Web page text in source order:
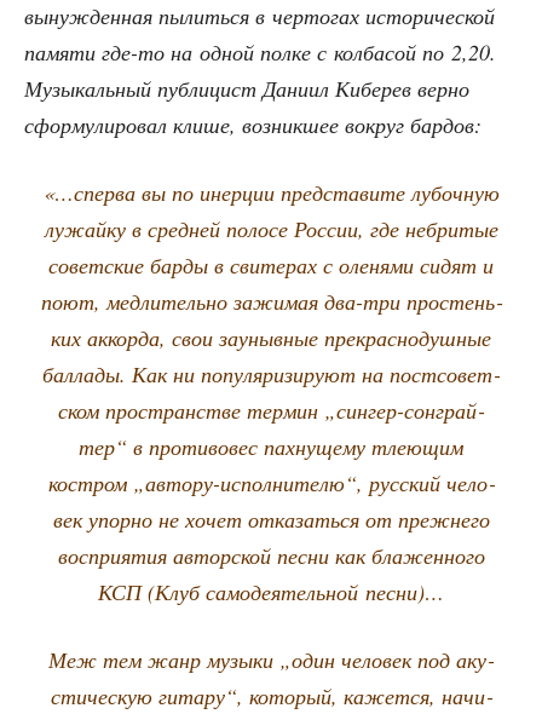
вынуж­ден­ная пылить­ся в чер­то­гах исто­ри­че­ской
памя­ти где-то на одной пол­ке с кол­ба­сой по 2,20.
Музы­каль­ный пуб­ли­цист Дани­ил Кибе­рев вер­но
сфор­му­ли­ро­вал кли­ше, воз­ник­шее вокруг бардов:
«…спер­ва вы по инер­ции пред­ста­ви­те лубоч­ную
лужай­ку в сред­ней поло­се Рос­сии, где небри­тые
совет­ские бар­ды в сви­те­рах с оле­ня­ми сидят и
поют, мед­ли­тель­но зажи­мая два-три про­стень­
ких аккор­да, свои зауныв­ные пре­крас­но­душ­ные
бал­ла­ды. Как ни попу­ля­ри­зи­ру­ют на пост­со­вет­
ском про­стран­стве тер­мин „син­гер-сон­грай­
тер“ в про­ти­во­вес пах­ну­ще­му тле­ю­щим
костром „авто­ру-испол­ни­те­лю“, рус­ский чело­
век упор­но не хочет отка­зать­ся от преж­не­го
вос­при­я­тия автор­ской пес­ни как бла­жен­но­го
КСП (Клуб само­де­я­тель­ной песни)…
Меж тем жанр музы­ки „один чело­век под аку­
сти­че­скую гита­ру“, кото­рый, кажет­ся, начи­